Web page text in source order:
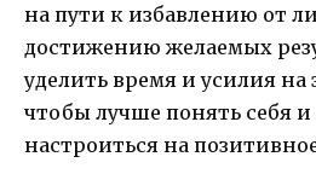
на пути к избавлению от
достижению желаемых
уделить время и усилия на
чтобы лучше понять себя
настроиться на